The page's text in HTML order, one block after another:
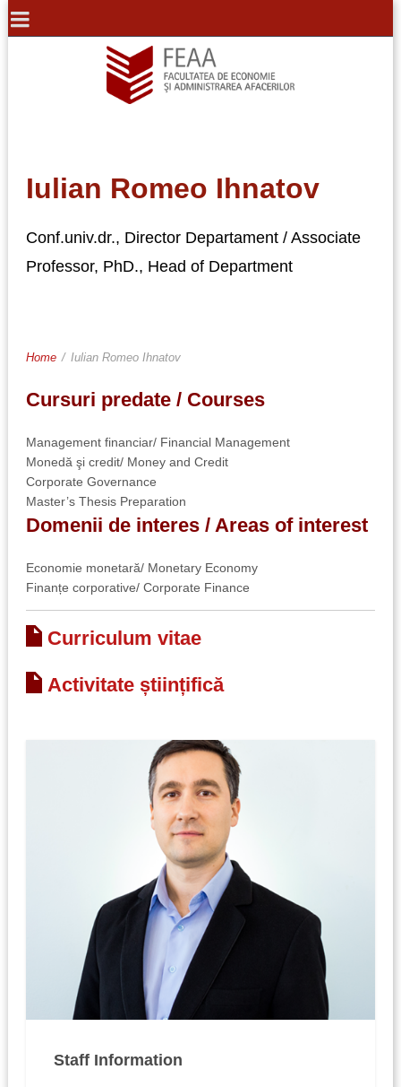
Iulian Romeo Ihnatov
Conf.univ.dr., Director Departament / Associate
Professor, PhD., Head of Department
Home / Iulian Romeo Ihnatov
Cursuri predate / Courses
Management financiar/ Financial Management
Monedă şi credit/ Money and Credit
Corporate Governance
Master’s Thesis Preparation
Domenii de interes / Areas of interest
Economie monetară/ Monetary Economy
Finanțe corporative/ Corporate Finance
Curriculum vitae
Activitate științifică
Staff Information